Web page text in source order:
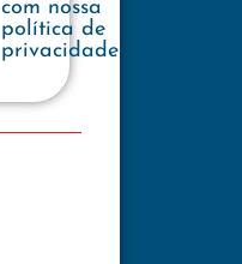
com nossa
política de
privacidade